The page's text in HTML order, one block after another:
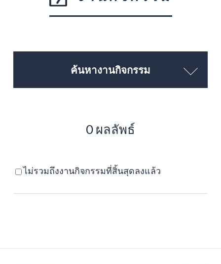
ค้นหางานกิจกรรม
0 ผลลัพธ์
ไม่รวมถึงงานกิจกรรมที่สิ้นสุดลงแล้ว